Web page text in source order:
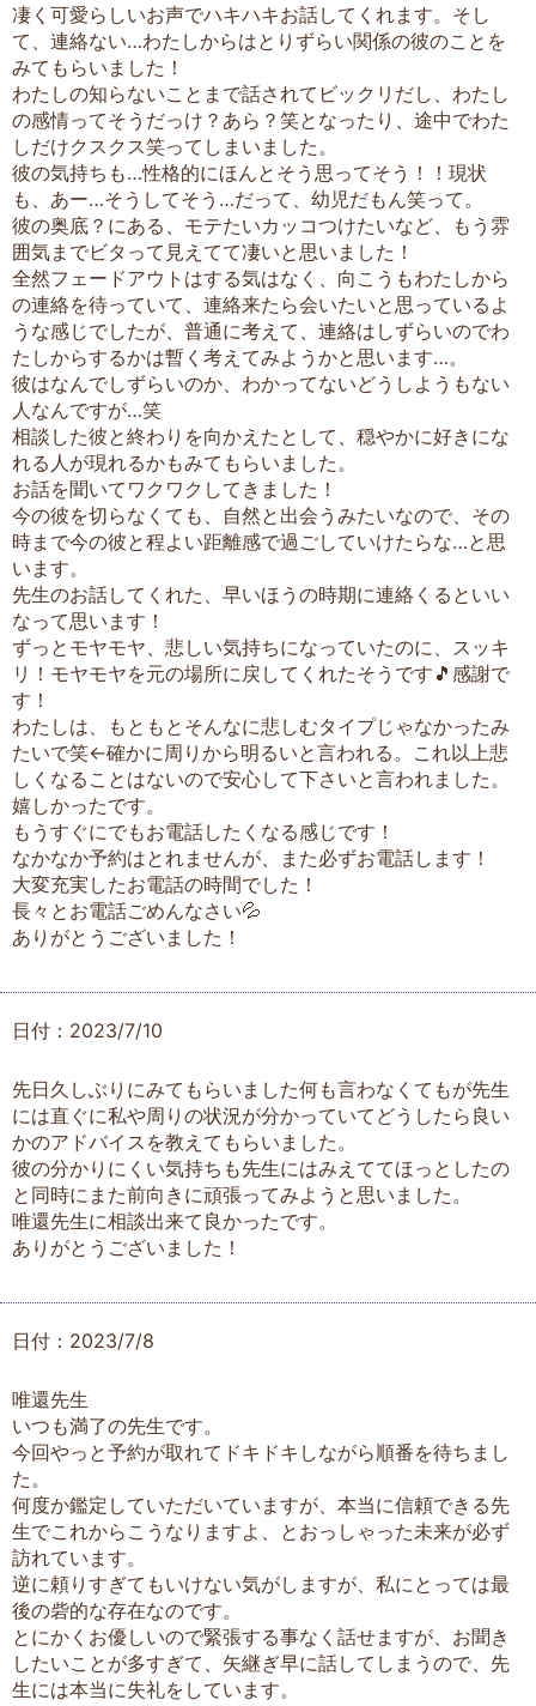
凄く可愛らしいお声でハキハキお話してくれます。そし
て、連絡ない…わたしからはとりずらい関係の彼のことを
みてもらいました！
わたしの知らないことまで話されてビックリだし、わたし
の感情ってそうだっけ？あら？笑となったり、途中でわた
しだけクスクス笑ってしまいました。
彼の気持ちも…性格的にほんとそう思ってそう！！現状
も、あー…そうしてそう…だって、幼児だもん笑って。
彼の奥底？にある、モテたいカッコつけたいなど、もう雰
囲気までビタって見えてて凄いと思いました！
全然フェードアウトはする気はなく、向こうもわたしから
の連絡を待っていて、連絡来たら会いたいと思っているよ
うな感じでしたが、普通に考えて、連絡はしずらいのでわ
たしからするかは暫く考えてみようかと思います…。
彼はなんでしずらいのか、わかってないどうしようもない
人なんですが…笑
相談した彼と終わりを向かえたとして、穏やかに好きにな
れる人が現れるかもみてもらいました。
お話を聞いてワクワクしてきました！
今の彼を切らなくても、自然と出会うみたいなので、その
時まで今の彼と程よい距離感で過ごしていけたらな…と思
います。
先生のお話してくれた、早いほうの時期に連絡くるといい
なって思います！
ずっとモヤモヤ、悲しい気持ちになっていたのに、スッキ
リ！モヤモヤを元の場所に戻してくれたそうです🎵感謝で
す！
わたしは、もともとそんなに悲しむタイプじゃなかったみ
たいで笑←確かに周りから明るいと言われる。これ以上悲
しくなることはないので安心して下さいと言われました。
嬉しかったです。
もうすぐにでもお電話したくなる感じです！
なかなか予約はとれませんが、また必ずお電話します！
大変充実したお電話の時間でした！
長々とお電話ごめんなさい💦
ありがとうございました！
日付：2023/7/10
先日久しぶりにみてもらいました何も言わなくてもが先生
には直ぐに私や周りの状況が分かっていてどうしたら良い
かのアドバイスを教えてもらいました。
彼の分かりにくい気持ちも先生にはみえててほっとしたの
と同時にまた前向きに頑張ってみようと思いました。
唯還先生に相談出来て良かったです。
ありがとうございました！
日付：2023/7/8
唯還先生
いつも満了の先生です。
今回やっと予約が取れてドキドキしながら順番を待ちまし
た。
何度か鑑定していただいていますが、本当に信頼できる先
生でこれからこうなりますよ、とおっしゃった未来が必ず
訪れています。
逆に頼りすぎてもいけない気がしますが、私にとっては最
後の砦的な存在なのです。
とにかくお優しいので緊張する事なく話せますが、お聞き
したいことが多すぎて、矢継ぎ早に話してしまうので、先
生には本当に失礼をしています。